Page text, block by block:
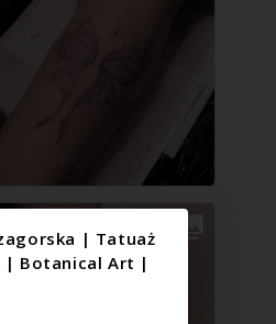
| Tatuaż
Botanical Art |